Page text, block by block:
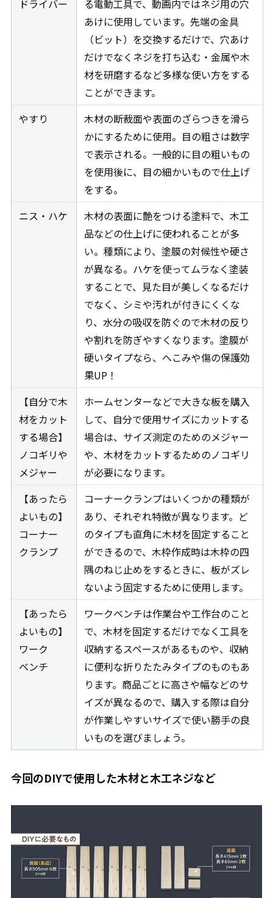
ドライバー
る電動工具で、動画内ではネジ用の穴
あけに使用しています。先端の金具
（ビット）を交換するだけで、穴あけ
だけでなくネジを打ち込む・金属や木
材を研磨するなど多様な使い方をする
ことができます。
やすり
木材の断裁面や表面のざらつきを滑ら
かにするために使用。目の粗さは数字
で表示される。一般的に目の粗いもの
を使用後に、目の細かいもので仕上げ
をする。
ニス・ハケ
木材の表面に艶をつける塗料で、木工
品などの仕上げに使われることが多
い。種類により、塗膜の対候性や硬さ
が異なる。ハケを使ってムラなく塗装
することで、見た目が美しくなるだけ
でなく、シミや汚れが付きにくくな
り、水分の吸収を防ぐので木材の反り
や割れを防ぎやすくなります。塗膜が
硬いタイプなら、へこみや傷の保護効
果UP！
【自分で木
材をカット
する場合】
ノコギリや
メジャー
ホームセンターなどで大きな板を購入
して、自分で使用サイズにカットする
場合は、サイズ測定のためのメジャー
や、木材をカットするためのノコギリ
が必要になります。
【あったら
よいもの】
コーナー
クランプ
コーナークランプはいくつかの種類が
あり、それぞれ特徴が異なります。ど
のタイプも直角に木材を固定すること
ができるので、木枠作成時は木枠の四
隅のねじ止めをするときに、板がズレ
ないよう固定するために使用します。
【あったら
よいもの】
ワーク
ベンチ
ワークベンチは作業台や工作台のこと
で、木材を固定するだけでなく工具を
収納するスペースがあるものや、収納
に便利な折りたたみタイプのものもあ
ります。商品ごとに高さや幅などのサ
イズが異なるので、購入する際は自分
が作業しやすいサイズで使い勝手の良
いものを選びましょう。
今回のDIYで使用した木材と木工ネジなど